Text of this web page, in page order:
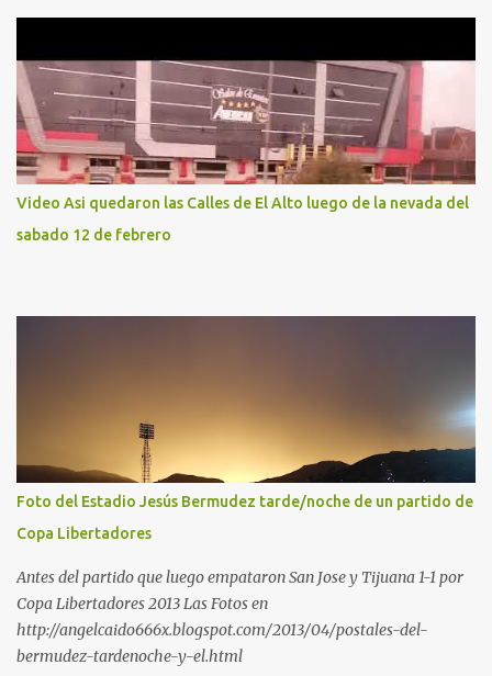
Video Asi quedaron las Calles de El Alto luego de la nevada del
sabado 12 de febrero
Foto del Estadio Jesús Bermudez tarde/noche de un partido de
Copa Libertadores
Antes del partido que luego empataron San Jose y Tijuana 1-1 por
Copa Libertadores 2013 Las Fotos en
http://angelcaido666x.blogspot.com/2013/04/postales-del-
bermudez-tardenoche-y-el.html